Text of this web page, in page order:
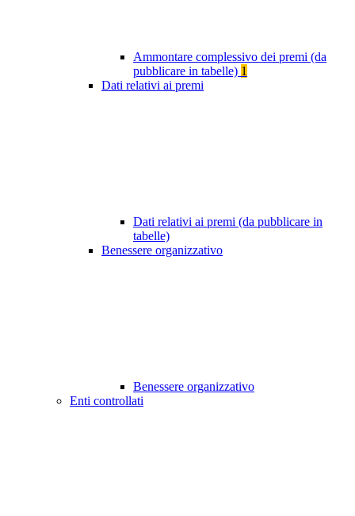
Ammontare complessivo dei premi (da
pubblicare in tabelle) 1
Dati relativi ai premi
Dati relativi ai premi (da pubblicare in
tabelle)
Benessere organizzativo
Benessere organizzativo
Enti controllati